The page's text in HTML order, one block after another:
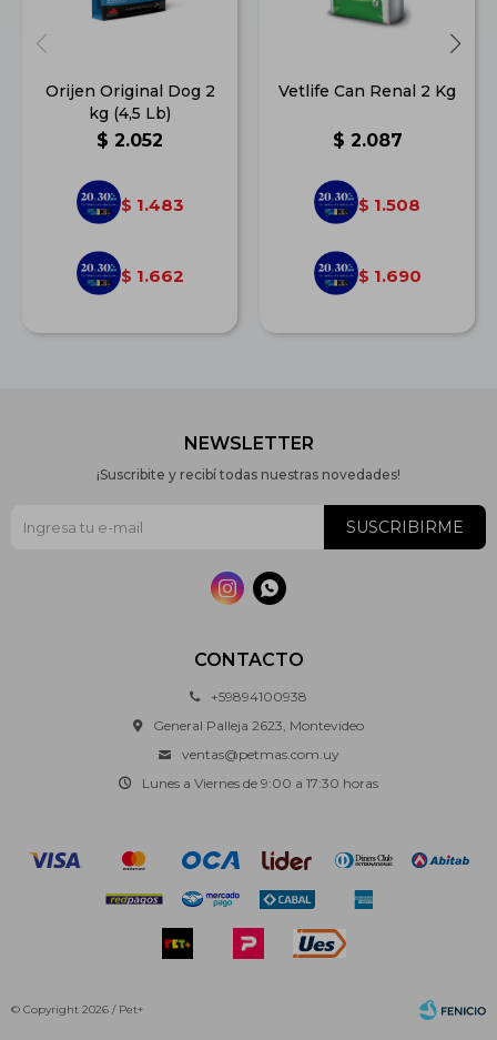
Orijen Original Dog 2
kg (4,5 Lb)
$ 2.052
$ 1.483
$ 1.662
Vetlife Can Renal 2 Kg
$ 2.087
$ 1.508
$ 1.690
CONTACTO
+59894100938
General Palleja 2623, Montevideo
ventas@petmas.com.uy
Lunes a Viernes de 9:00 a 17:30 horas
NEWSLETTER
¡Suscribite y recibí todas nuestras novedades!
SUSCRIBIRME
 
© Copyright 2026 / Pet+